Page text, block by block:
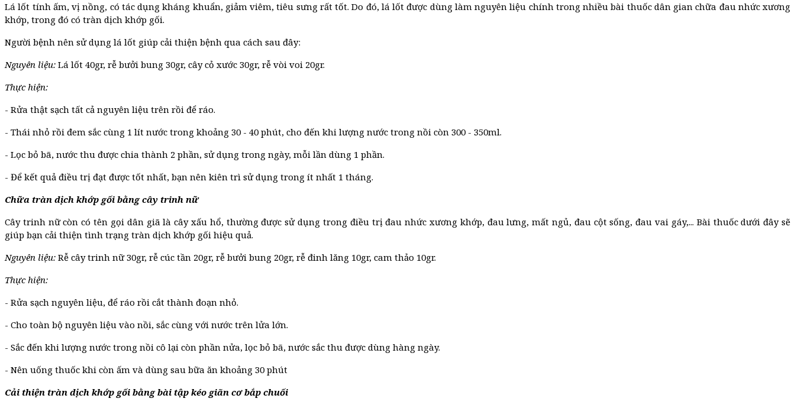
Lá lốt tính ấm, vị nồng, có tác dụng kháng khuẩn, giảm viêm, tiêu sưng rất tốt. Do đó, lá lốt được dùng làm nguyên liệu chính trong nhiều bài thuốc dân gian chữa đau nhức xương
khớp, trong đó có tràn dịch khớp gối.
Người bệnh nên sử dụng lá lốt giúp cải thiện bệnh qua cách sau đây:
Nguyên liệu: Lá lốt 40gr, rễ bưởi bung 30gr, cây cỏ xước 30gr, rễ vòi voi 20gr.
Thực hiện:
- Rửa thật sạch tất cả nguyên liệu trên rồi để ráo.
- Thái nhỏ rồi đem sắc cùng 1 lít nước trong khoảng 30 - 40 phút, cho đến khi lượng nước trong nồi còn 300 - 350ml.
- Lọc bỏ bã, nước thu được chia thành 2 phần, sử dụng trong ngày, mỗi lần dùng 1 phần.
- Để kết quả điều trị đạt được tốt nhất, bạn nên kiên trì sử dụng trong ít nhất 1 tháng.
Chữa tràn dịch khớp gối bằng cây trinh nữ
Cây trinh nữ còn có tên gọi dân giã là cây xấu hổ, thường được sử dụng trong điều trị đau nhức xương khớp, đau lưng, mất ngủ, đau cột sống, đau vai gáy,... Bài thuốc dưới đây sẽ
giúp bạn cải thiện tình trạng tràn dịch khớp gối hiệu quả.
Nguyên liệu: Rễ cây trinh nữ 30gr, rễ cúc tần 20gr, rễ bưởi bung 20gr, rễ đinh lăng 10gr, cam thảo 10gr.
Thực hiện:
- Rửa sạch nguyên liệu, để ráo rồi cắt thành đoạn nhỏ.
- Cho toàn bộ nguyên liệu vào nồi, sắc cùng với nước trên lửa lớn.
- Sắc đến khi lượng nước trong nồi cô lại còn phần nửa, lọc bỏ bã, nước sắc thu được dùng hàng ngày.
- Nên uống thuốc khi còn ấm và dùng sau bữa ăn khoảng 30 phút
Cải thiện tràn dịch khớp gối bằng bài tập kéo giãn cơ bắp chuối